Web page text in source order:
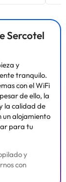
Sercotel
y
tranquilo.
con el WiFi
de ello, la
la calidad de
un alojamiento
para tu
y
con